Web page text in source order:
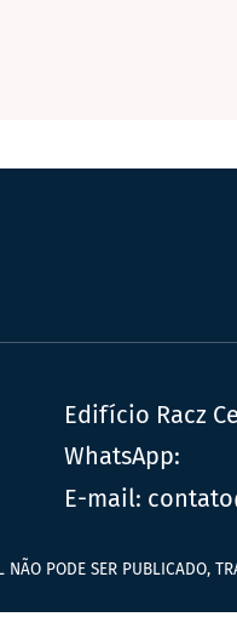
Edifício Racz
WhatsApp:
E-mail:
PODE SER PUBLICADO,